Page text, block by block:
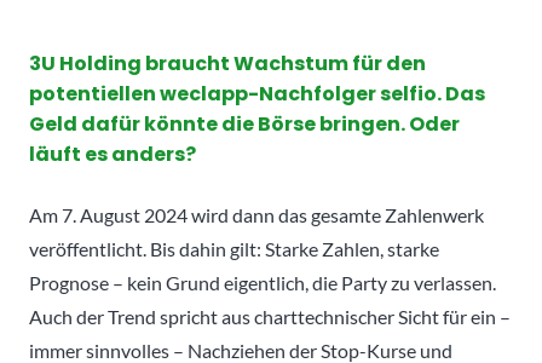
3U Holding braucht Wachstum für den
potentiellen weclapp-Nachfolger selfio. Das
Geld dafür könnte die Börse bringen. Oder
läuft es anders?
Am 7. August 2024 wird dann das gesamte Zahlenwerk
veröffentlicht. Bis dahin gilt: Starke Zahlen, starke
Prognose – kein Grund eigentlich, die Party zu verlassen.
Auch der Trend spricht aus charttechnischer Sicht für ein –
immer sinnvolles – Nachziehen der Stop-Kurse und